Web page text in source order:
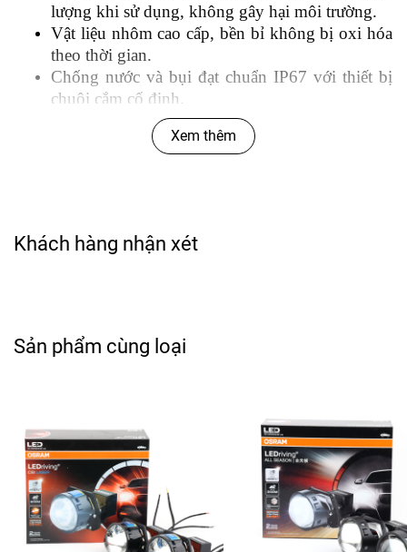
lượng khi sử dụng, không gây hại môi trường.
Vật liệu nhôm cao cấp, bền bỉ không bị oxi hóa
theo thời gian.
Chống nước và bụi đạt chuẩn IP67 với thiết bị
chuôi cắm cố định.
Thiết kế thông minh giúp dễ dàng thay thế và
lắp đặt như đang sử dụng đèn Zin.
- Hướng dẫn sử dụng: Lắp đặt vào xe khi sử dụng.
- Xuất xứ: Trung Quốc
Xem thêm
Khách hàng nhận xét
Sản phẩm cùng loại